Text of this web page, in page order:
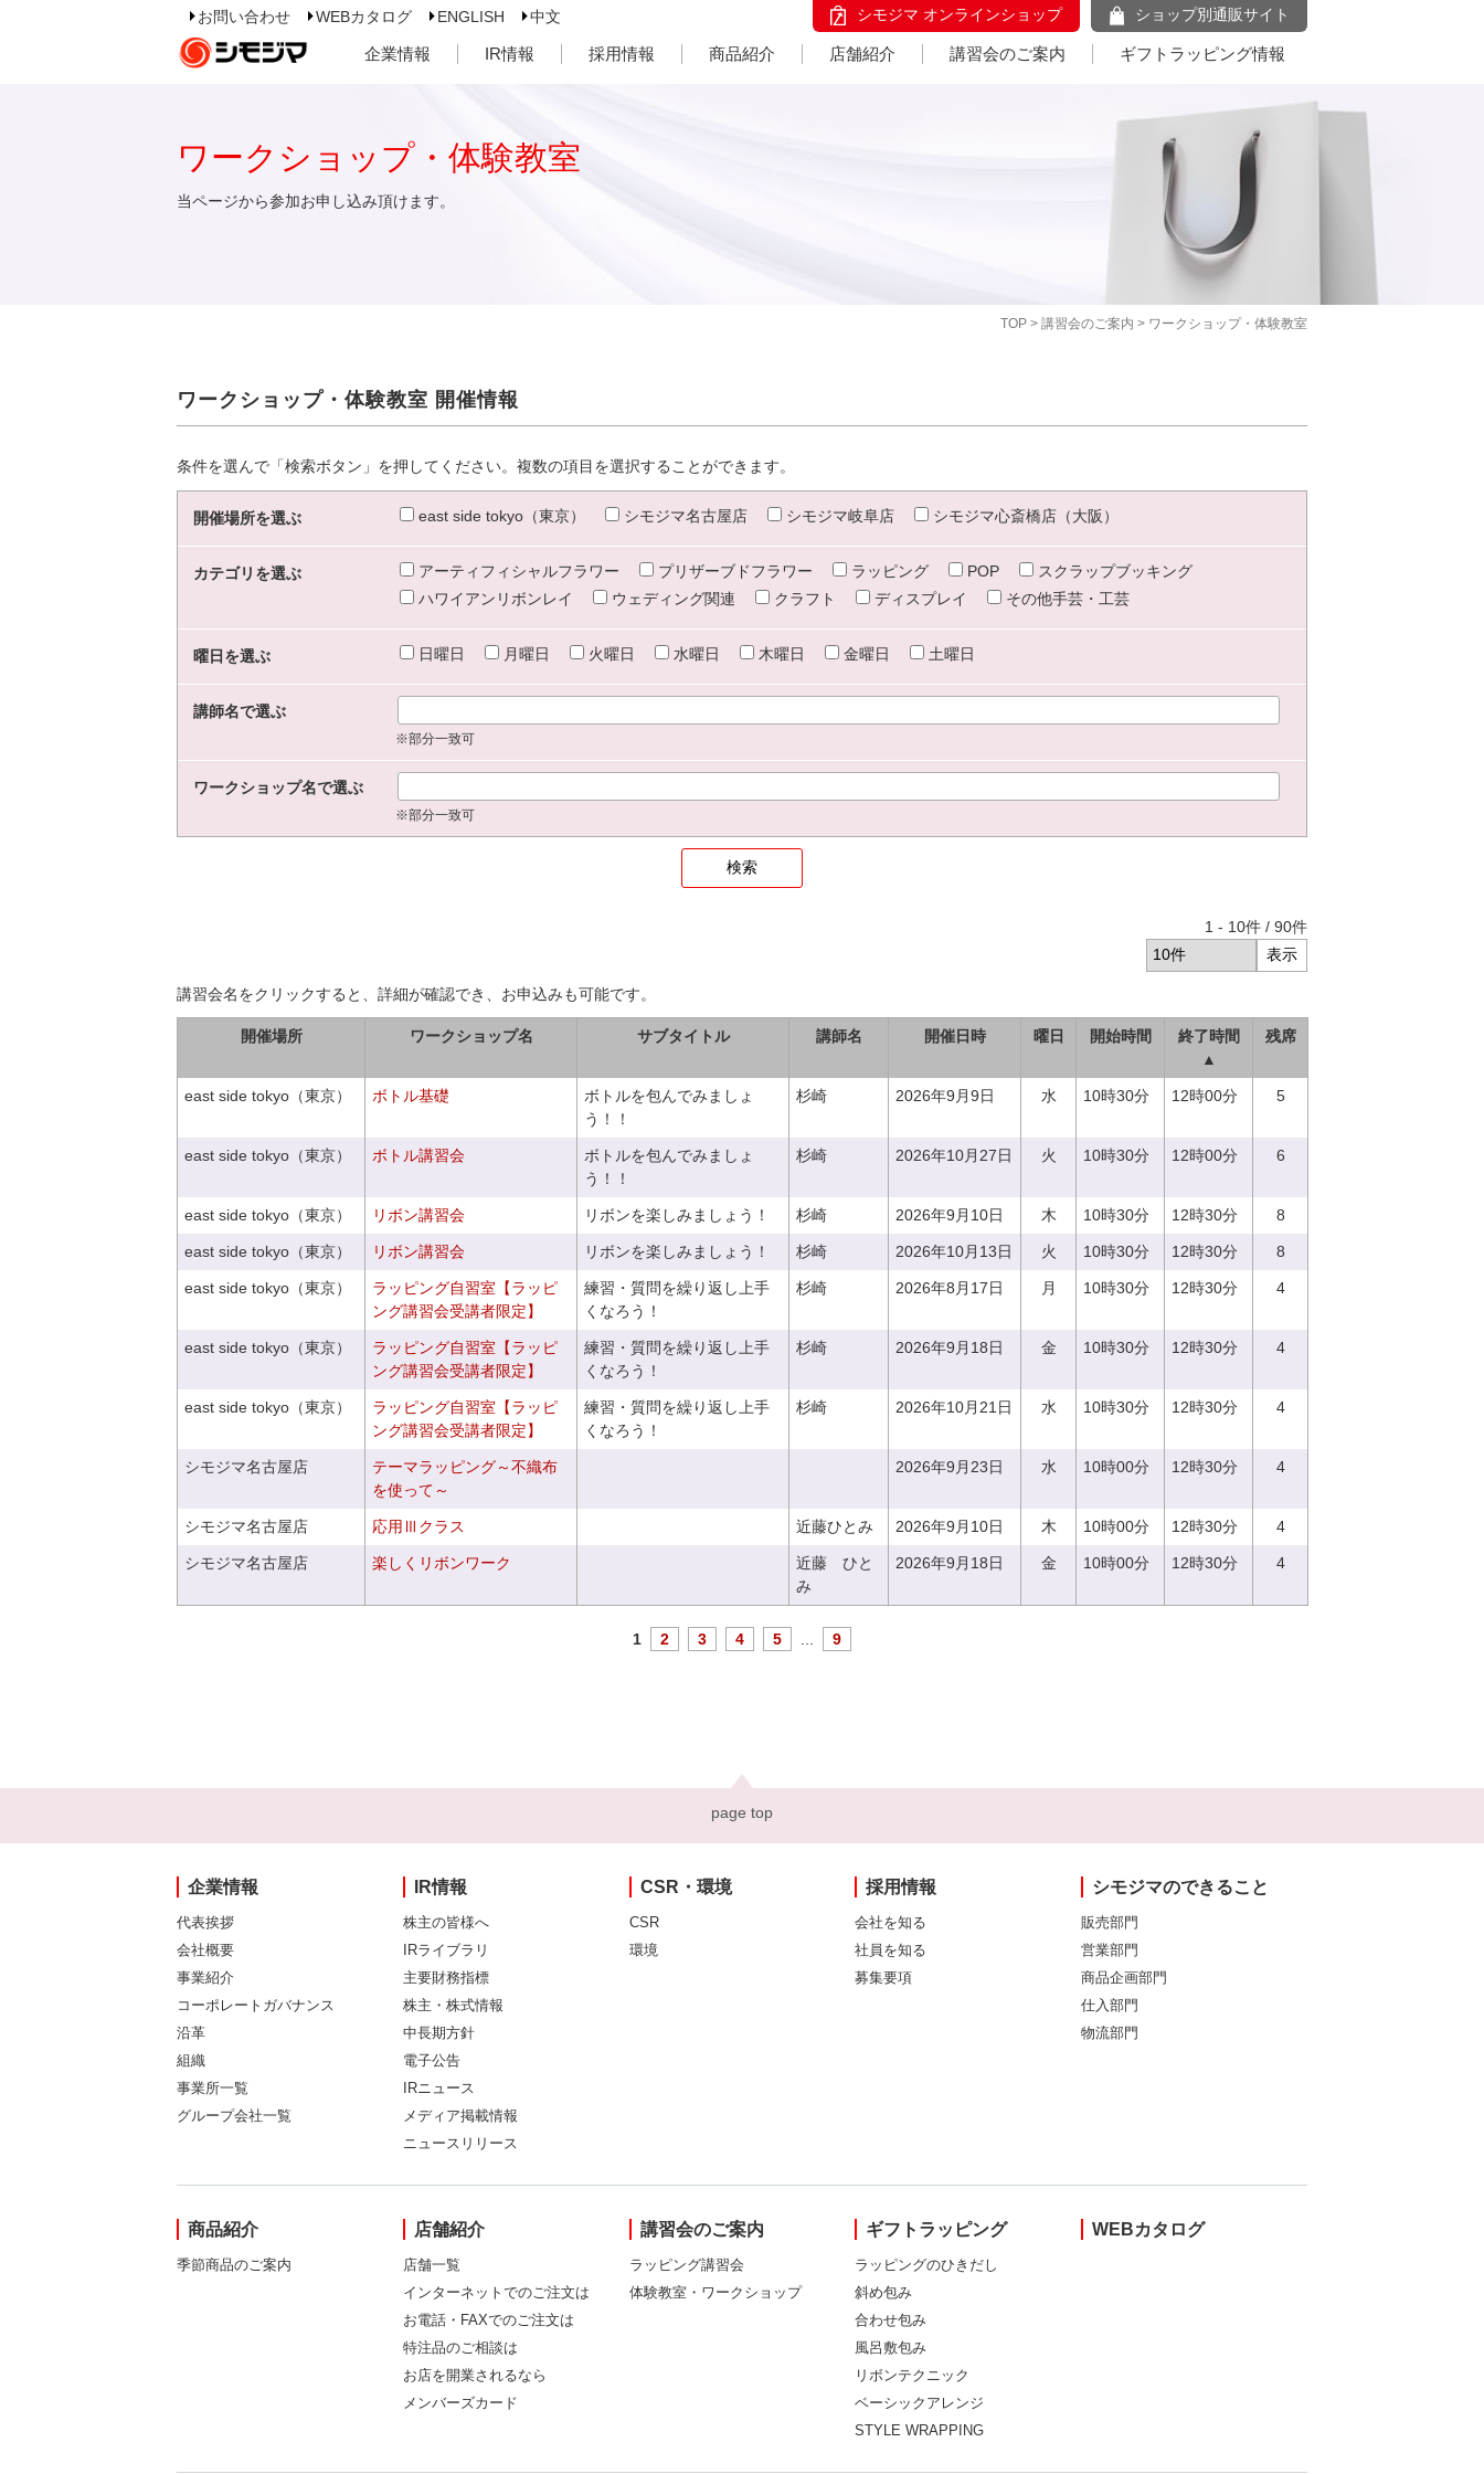
お問い合わせ WEBカタログ ENGLISH 中文 シモジマ オンラインショップ ショップ別通販サイト
企業情報 IR情報 採用情報 商品紹介 店舗紹介 講習会のご案内 ギフトラッピング情報
TOP > 講習会のご案内 > ワークショップ・体験教室
ワークショップ・体験教室
当ページから参加お申し込み頂けます。
ワークショップ・体験教室 開催情報
条件を選んで「検索ボタン」を押してください。複数の項目を選択することができます。
開催場所を選ぶ east side tokyo（東京） シモジマ名古屋店 シモジマ岐阜店 シモジマ心斎橋店（大阪）
カテゴリを選ぶ アーティフィシャルフラワー プリザーブドフラワー ラッピング POP
スクラップブッキング
ハワイアンリボンレイ
ウェディング関連 クラフト ディスプレイ その他手芸・工芸
曜日を選ぶ 日曜日 月曜日 火曜日 水曜日 木曜日 金曜日 土曜日
講師名で選ぶ
※部分一致可
ワークショップ名で選ぶ
※部分一致可
1 - 10件 / 90件
講習会名をクリックすると、詳細が確認でき、お申込みも可能です。
開催場所 ワークショップ名 サブタイトル 講師名 開催日時 曜日 開始時間
終了時間
▲
残席
east side tokyo（東京） ボトル基礎
ボトルを包んでみましょ
う！！
杉崎 2026年9月9日 水 10時30分 12時00分 5
east side tokyo（東京） ボトル講習会
ボトルを包んでみましょ
う！！
杉崎 2026年10月27日 火 10時30分 12時00分 6
east side tokyo（東京） リボン講習会 リボンを楽しみましょう！ 杉崎 2026年9月10日 木 10時30分 12時30分 8
east side tokyo（東京） リボン講習会 リボンを楽しみましょう！ 杉崎 2026年10月13日 火 10時30分 12時30分 8
east side tokyo（東京）
ラッピング自習室【ラッピ
ング講習会受講者限定】
練習・質問を繰り返し上手
くなろう！
杉崎 2026年8月17日 月 10時30分 12時30分 4
east side tokyo（東京）
ラッピング自習室【ラッピ
ング講習会受講者限定】
練習・質問を繰り返し上手
くなろう！
杉崎 2026年9月18日 金 10時30分 12時30分 4
east side tokyo（東京）
ラッピング自習室【ラッピ
ング講習会受講者限定】
練習・質問を繰り返し上手
くなろう！
杉崎 2026年10月21日 水 10時30分 12時30分 4
シモジマ名古屋店
テーマラッピング～不織布
を使って～
2026年9月23日 水 10時00分 12時30分 4
シモジマ名古屋店 応用Ⅲクラス 近藤ひとみ 2026年9月10日 木 10時00分 12時30分 4
シモジマ名古屋店 楽しくリボンワーク
近藤 ひと
み
2026年9月18日 金 10時00分 12時30分 4
1 2 3 4 5 9
page top
企業情報
代表挨拶
会社概要
事業紹介
コーポレートガバナンス
沿革
組織
事業所一覧
グループ会社一覧
IR情報
株主の皆様へ
IRライブラリ
主要財務指標
株主・株式情報
中長期方針
電子公告
IRニュース
メディア掲載情報
ニュースリリース
CSR・環境
CSR
環境
採用情報
会社を知る
社員を知る
募集要項
シモジマのできること
販売部門
営業部門
商品企画部門
仕入部門
物流部門
商品紹介
季節商品のご案内
店舗紹介
店舗一覧
インターネットでのご注文は
お電話・FAXでのご注文は
特注品のご相談は
お店を開業されるなら
メンバーズカード
講習会のご案内
ラッピング講習会
体験教室・ワークショップ
ギフトラッピング
ラッピングのひきだし
斜め包み
合わせ包み
風呂敷包み
リボンテクニック
ベーシックアレンジ
STYLE WRAPPING
WEBカタログ